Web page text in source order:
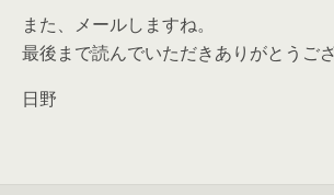
また、メールしますね。
最後まで読んでいただきありがとうござ
日野